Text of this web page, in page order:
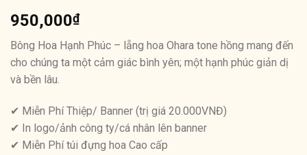
dựa trên
đánh giá
950,000₫
Bông Hoa Hạnh Phúc – lẵng hoa Ohara tone hồng mang đến
cho chúng ta một cảm giác bình yên; một hạnh phúc giản dị
và bền lâu.
✔ Miễn Phí Thiệp/ Banner (trị giá 20.000VNĐ)
✔ In logo/ảnh công ty/cá nhân lên banner
✔ Miễn Phí túi đựng hoa Cao cấp